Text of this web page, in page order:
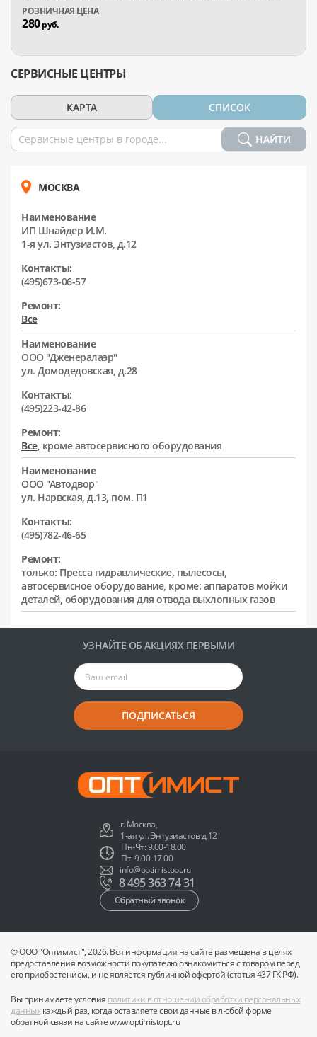
280руб.
СЕРВИСНЫЕ ЦЕНТРЫ
КАРТА СПИСОК
НАЙТИ
МОСКВА
Наименование
ИП Шнайдер И.М.
1-я ул. Энтузиастов, д.12
Контакты:
(495)673-06-57
Ремонт:
Все
Наименование
ООО "Дженералаэр"
ул. Домодедовская, д.28
Контакты:
(495)223-42-86
Ремонт:
Все, кроме автосервисного оборудования
Наименование
ООО "Автодвор"
ул. Нарвская, д.13, пом. П1
Контакты:
(495)782-46-65
Ремонт:
только: Пресса гидравлические, пылесосы,
автосервисное оборудование, кроме: аппаратов мойки
деталей, оборудования для отвода выхлопных газов
УЗНАЙТЕ ОБ АКЦИЯХ ПЕРВЫМИ
ПОДПИСАТЬСЯ
г. Москва,
1-ая ул. Энтузиастов д.12
Пн-Чт: 9.00-18.00
Пт: 9.00-17.00
info@optimistopt.ru
8 495 363 74 31
Обратный звонок
© ООО "Оптимист", 2026. Вся информация на сайте размещена в целях
предоставления возможности покупателю ознакомиться с товаром перед
его приобретением, и не является публичной офертой (статья 437 ГК РФ).
Вы принимаете условия политики в отношении обработки персональных
данныхкаждый раз, когда оставляете свои данные в любой форме
обратной связи на сайте www.optimistopt.ru